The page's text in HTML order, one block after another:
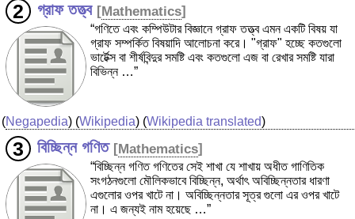
গ্রাফ তত্ত্ব [Mathematics]
“গণিতে এবং কম্পিউটার বিজ্ঞানে গ্রাফ তত্ত্ব এমন একটি বিষয় যা
গ্রাফ সম্পর্কিত বিষয়াদি আলোচনা করে। "গ্রাফ" হচ্ছে কতগুলো
ভার্টেক্স বা শীর্ষবিন্দুর সমষ্টি এবং কতগুলো এজ বা রেখার সমষ্টি যারা
বিভিন্ন …”
(Negapedia) (Wikipedia) (Wikipedia translated)
বিচ্ছিন্ন গণিত [Mathematics]
“বিচ্ছিন্ন গণিত গণিতের সেই শাখা যে শাখায় অধীত গাণিতিক
সংগঠনগুলো মৌলিকভাবে বিচ্ছিন্ন, অর্থাৎ অবিচ্ছিন্নতার ধারণা
এগুলোর ওপর খাটে না। অবিচ্ছিন্নতার সূত্র গুলো এর ওপর খাটে
না। এ জন্যই নাম হয়েছে …”